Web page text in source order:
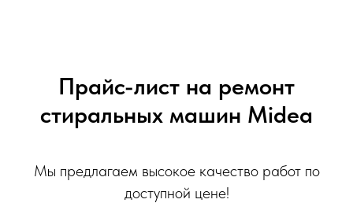
Прайс-лист на ремонт
стиральных машин Midea
Мы предлагаем высокое качество работ по
доступной цене!